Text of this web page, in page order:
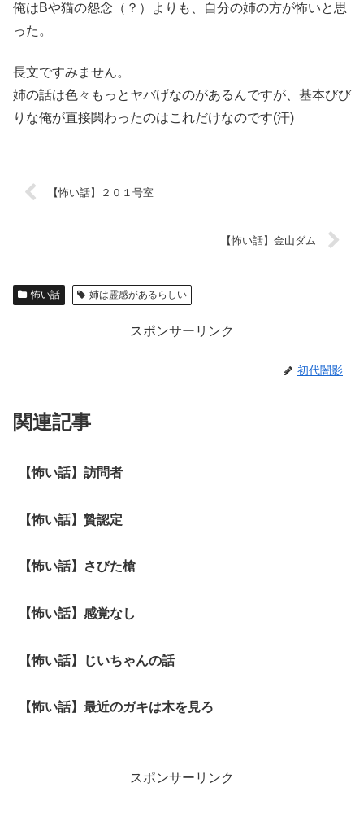
俺はBや猫の怨念（？）よりも、自分の姉の方が怖いと思
った。
長文ですみません。
姉の話は色々もっとヤバげなのがあるんですが、基本びび
りな俺が直接関わったのはこれだけなのです(汗)
【怖い話】２０１号室
【怖い話】金山ダム
怖い話 姉は霊感があるらしい
スポンサーリンク
初代闇影
関連記事
【怖い話】訪問者
【怖い話】贄認定
【怖い話】さびた槍
【怖い話】感覚なし
【怖い話】じいちゃんの話
【怖い話】最近のガキは木を見ろ
スポンサーリンク